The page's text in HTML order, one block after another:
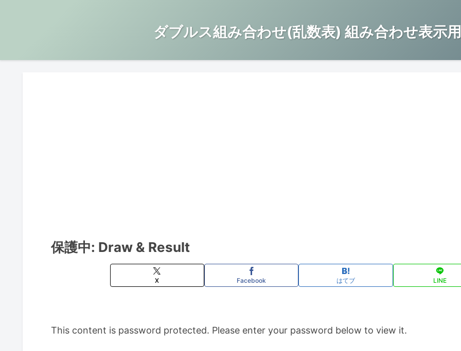
ダブルス組み合わせ(乱数表) 組み合わせ表示
保護中: Draw & Result
X Facebook はてブ LINE
This content is password protected. Please enter your password below to view it.